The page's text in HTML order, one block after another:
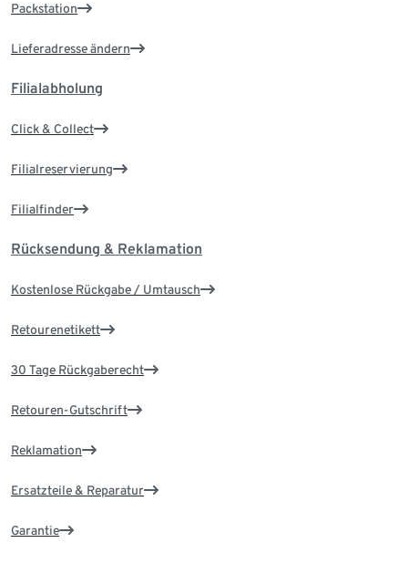
Packstation
Lieferadresse ändern
Filialabholung
Click & Collect
Filialreservierung
Filialfinder
Rücksendung & Reklamation
Kostenlose Rückgabe / Umtausch
Retourenetikett
30 Tage Rückgaberecht
Retouren-Gutschrift
Reklamation
Ersatzteile & Reparatur
Garantie